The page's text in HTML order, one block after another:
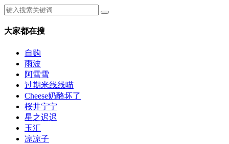
大家都在搜
自购
雨波
阿雪雪
过期米线线喵
Cheese奶酪坏了
桜井宁宁
星之迟迟
玉汇
凉凉子